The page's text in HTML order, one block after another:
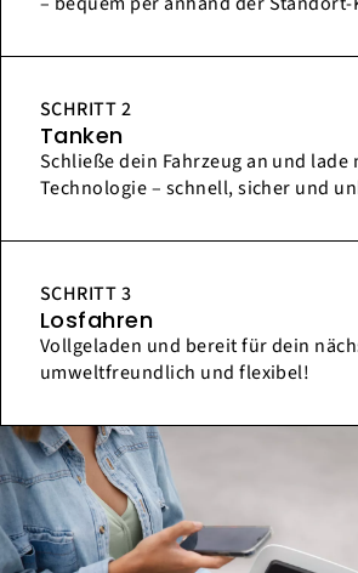
SCHRITT 2
Tanken
Schließe dein Fahrzeug an und
Technologie – schnell, sicher und
SCHRITT 3
Losfahren
Vollgeladen und bereit für dein
umweltfreundlich und flexibel!